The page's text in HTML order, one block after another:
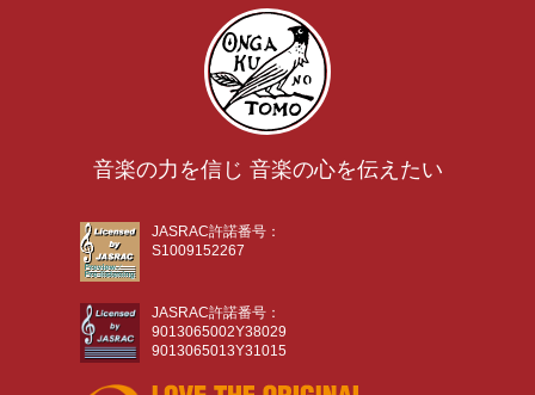
音楽の力を信じ 音楽の心を伝えたい
JASRAC許諾番号：
S1009152267
JASRAC許諾番号：
9013065002Y38029
9013065013Y31015